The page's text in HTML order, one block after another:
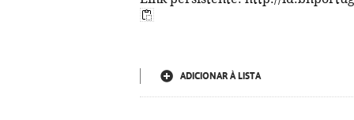
ADICIONAR À LISTA